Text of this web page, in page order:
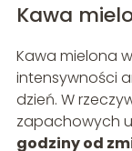
Kawa
Kawa mielona
intensywności
dzień. W
zapachowych
godziny od